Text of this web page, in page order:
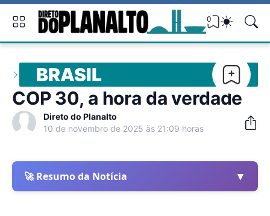
0
BRASIL
COP 30, a hora da verdade
Direto do Planalto
10 de novembro de 2025 às 21:09 horas
🚀 Resumo da Notícia ▼